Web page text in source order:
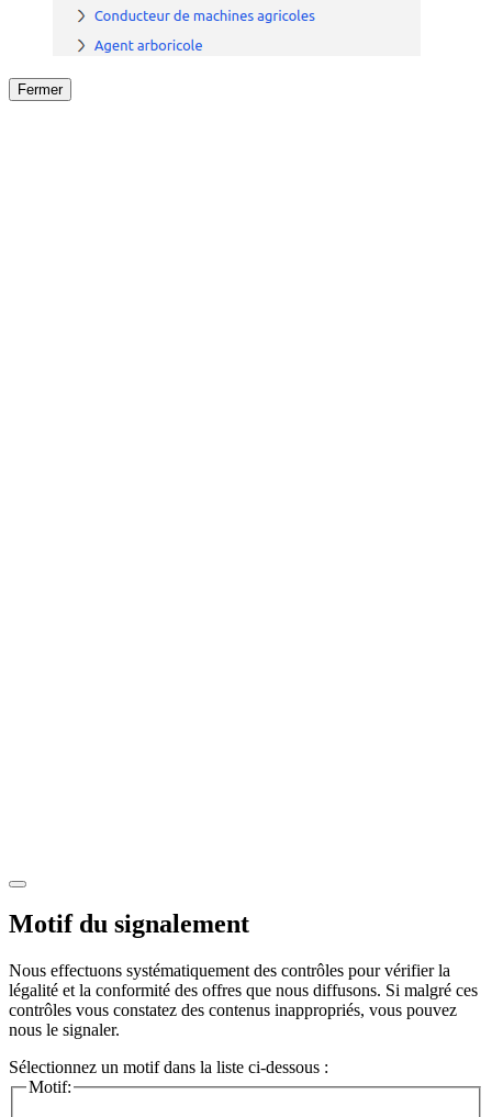
Fermer
Motif du signalement
Nous effectuons systématiquement des contrôles pour vérifier la
légalité et la conformité des offres que nous diffusons. Si malgré ces
contrôles vous constatez des contenus inappropriés, vous pouvez
nous le signaler.
Sélectionnez un motif dans la liste ci-dessous :
Motif: